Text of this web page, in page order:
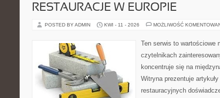
RESTAURACJE W EUROPIE
POSTED BY ADMIN KWI - 11 - 2026 MOŻLIWOŚĆ
Ten serwis to wartościowe
czytelnikach
koncentruje się na
Witryna prezentuje
restauracyjnych